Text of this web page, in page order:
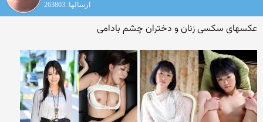
ارسالها: 263803
عکسهای سکسی زنان و دختران چشم بادامی